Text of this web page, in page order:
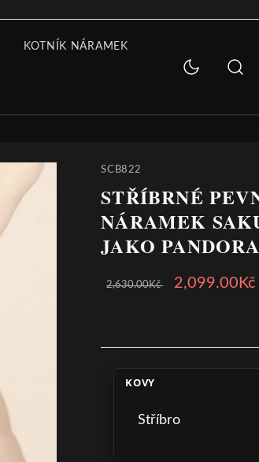
KOTNÍK NÁRAMEK
SCB822
STŘÍBRNÉ
NÁRAMEK
JAKO PANDORA
2,630.00Kč 2,099.00Kč
KOVY
Stříbro